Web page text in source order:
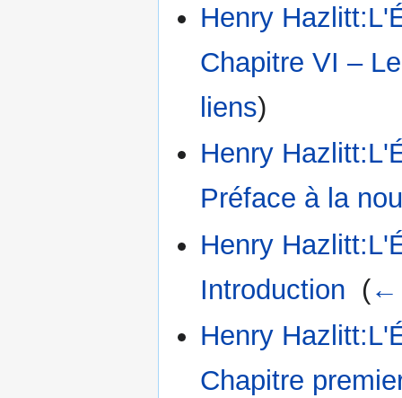
Henry
Chapitre VI –
liens)
Henry
Préface à la
Henry
Introduction (←
Henry
Chapitre